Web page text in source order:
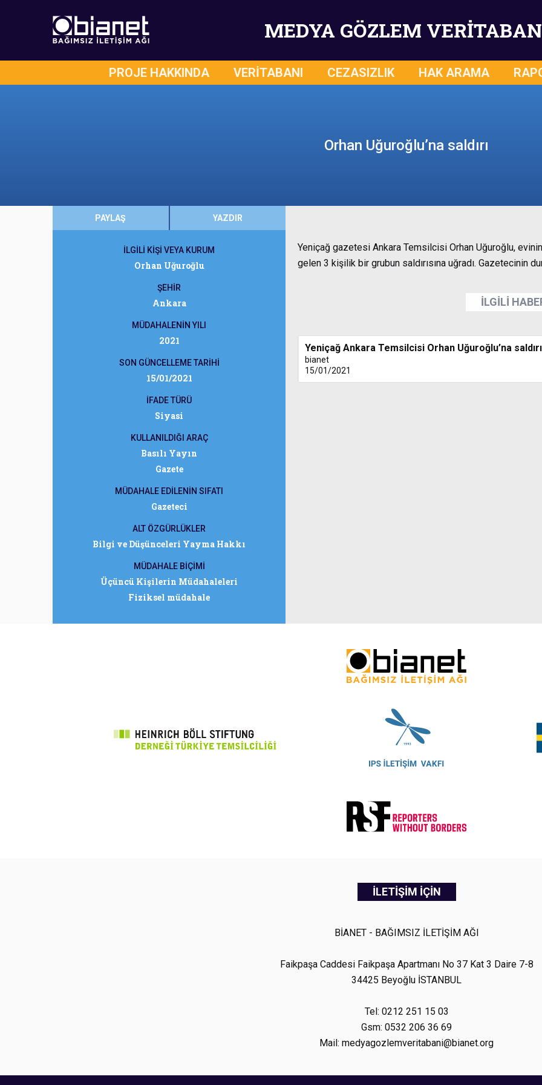
MEDYA GÖZLEM
PROJE HAKKINDA VERİTABANI CEZASIZLIK HAK ARAMA
Orhan Uğuroğlu’na saldırı
PAYLAŞ YAZDIR
İLGİLİ KİŞİ VEYA KURUM
Orhan Uğuroğlu
ŞEHİR
Ankara
MÜDAHALENİN YILI
2021
SON GÜNCELLEME TARİHİ
15/01/2021
İFADE TÜRÜ
Siyasi
KULLANILDIĞI ARAÇ
Basılı Yayın
Gazete
MÜDAHALE EDİLENİN SIFATI
Gazeteci
ALT ÖZGÜRLÜKLER
Bilgi ve Düşünceleri Yayma Hakkı
MÜDAHALE BİÇİMİ
Üçüncü Kişilerin Müdahaleleri
Fiziksel müdahale
Yeniçağ gazetesi Ankara Temsilcisi Orhan Uğuroğlu,
gelen 3 kişilik bir grubun saldırısına uğradı. Gazetecinin
İLGİLİ
Yeniçağ Ankara Temsilcisi Orhan Uğuroğlu’na saldırı
bianet
15/01/2021
İLETİŞİM İÇİN
BİANET - BAĞIMSIZ İLETİŞİM AĞI
Faikpaşa Caddesi Faikpaşa Apartmanı No 37 Kat 3 Daire 7-8
34425 Beyoğlu İSTANBUL
Tel: 0212 251 15 03
Gsm: 0532 206 36 69
Mail: medyagozlemveritabani@bianet.org